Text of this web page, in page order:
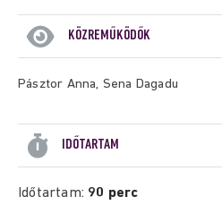
KÖZREMŰKÖDŐK
Pásztor Anna, Sena Dagadu
IDŐTARTAM
Időtartam: 90 perc